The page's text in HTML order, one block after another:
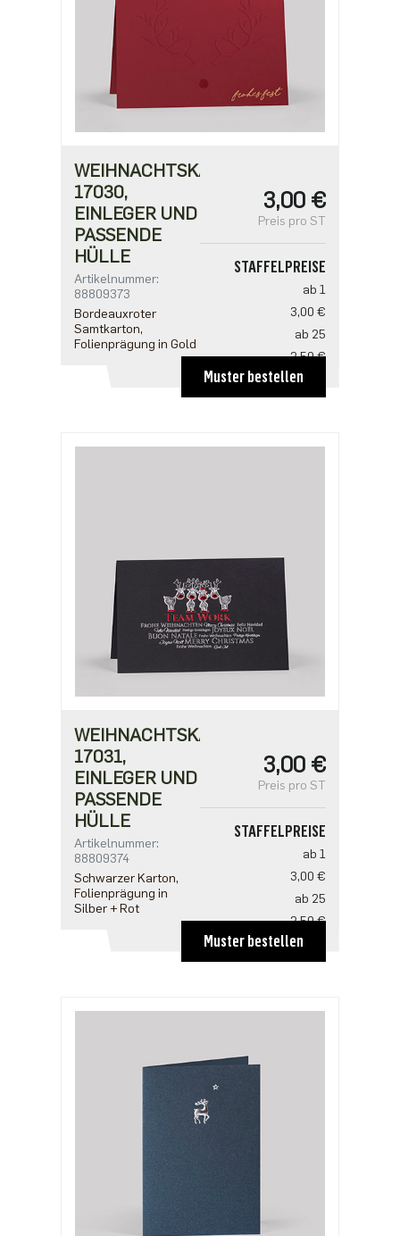
WEIHNACHTSKARTE
17030,
EINLEGER UND
PASSENDE
HÜLLE
Artikelnummer:
88809373
Bordeauxroter
Samtkarton,
Folienprägung in Gold
3,00 €
Preis pro ST
STAFFELPREISE
ab 1
3,00 €
ab 25
2,50 €
ab 100
2,18 €
1,91 €
Muster bestellen
WEIHNACHTSKARTE
17031,
EINLEGER UND
PASSENDE
HÜLLE
Artikelnummer:
88809374
Schwarzer Karton,
Folienprägung in
Silber + Rot
3,00 €
Preis pro ST
STAFFELPREISE
ab 1
3,00 €
ab 25
2,50 €
ab 100
2,18 €
1,91 €
Muster bestellen